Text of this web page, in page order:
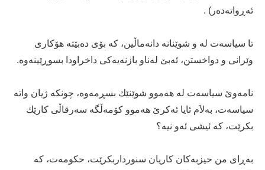
ئه‌ڕواته‌ده‌ر) .
تا سیاسه‌ت له‌ و شوێنانه‌ دانه‌ماڵین، كه‌ بۆی‌ ده‌بێته‌ هۆكاری‌
وێرانی‌ و دواخستن، ئه‌بێ‌ له‌ناو بازنه‌یه‌كی‌ داخراودا بسوڕێینه‌وه‌.
نامه‌وێ‌ سیاسه‌ت له‌ هه‌موو شوێنێك بسڕمه‌وه‌، چونكه‌ ژیان واته‌
سیاسه‌ت، به‌لاَم ئایا ئه‌كرێ‌ هه‌موو كۆمه‌ڵگه‌ سه‌رقاڵی‌ كارێك
بكرێت، كه‌ ئیشی‌ ئه‌و نیه‌؟
به‌ڕای‌ من حیزبه‌كان كاریان سنورداربكرێت، حكومه‌ت، كه‌